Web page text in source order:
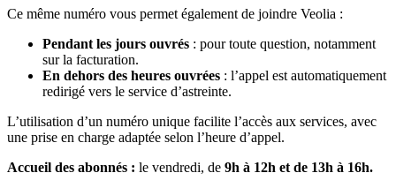
Ce même numéro vous permet également de joindre Veolia :
Pendant les jours ouvrés : pour toute question, notamment
sur la facturation.
En dehors des heures ouvrées : l’appel est automatiquement
redirigé vers le service d’astreinte.
L’utilisation d’un numéro unique facilite l’accès aux services, avec
une prise en charge adaptée selon l’heure d’appel.
Accueil des abonnés : le vendredi, de 9h à 12h et de 13h à 16h.